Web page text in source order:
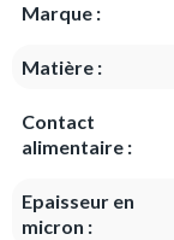
Marque :
Matière :
Contact
alimentaire :
Epaisseur en
micron :